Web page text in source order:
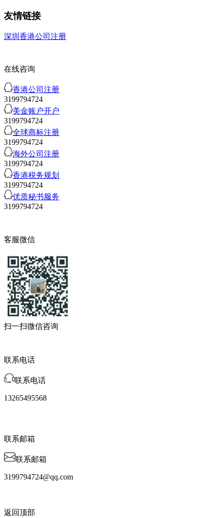
友情链接
深圳香港公司注册
在线咨询
香港公司注册
3199794724
美金账户开户
3199794724
全球商标注册
3199794724
海外公司注册
3199794724
香港税务规划
3199794724
优质秘书服务
3199794724
客服微信
扫一扫微信咨询
联系电话
联系电话
13265495568
联系邮箱
联系邮箱
3199794724@qq.com
返回顶部